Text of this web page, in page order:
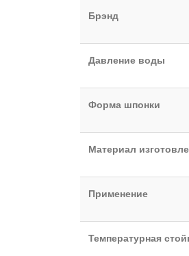
Брэнд
Давление воды
Форма шпонки
Материал
Применение
Температурная